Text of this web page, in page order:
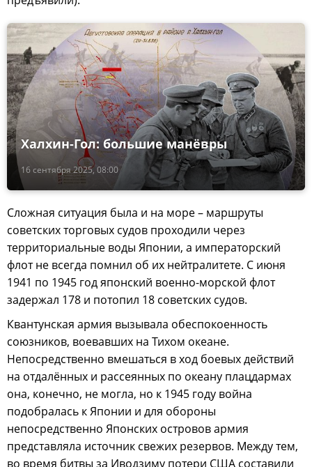
16 сентября 2025, 08:00
Халхин-Гол: большие манёвры
Сложная ситуация была и на море – маршруты
советских торговых судов проходили через
территориальные воды Японии, а императорский
флот не всегда помнил об их нейтралитете. С июня
1941 по 1945 год японский военно-морской флот
задержал 178 и потопил 18 советских судов.
Квантунская армия вызывала обеспокоенность
союзников, воевавших на Тихом океане.
Непосредственно вмешаться в ход боевых действий
на отдалённых и рассеянных по океану плацдармах
она, конечно, не могла, но к 1945 году война
подобралась к Японии и для обороны
непосредственно Японских островов армия
представляла источник свежих резервов. Между тем,
во время битвы за Иводзиму потери США составили